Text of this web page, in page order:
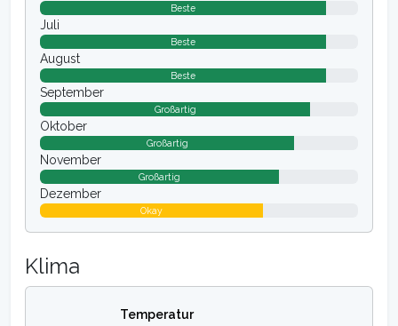
Beste
Juli
Beste
August
Beste
September
Großartig
Oktober
Großartig
November
Großartig
Dezember
Okay
Klima
Temperatur